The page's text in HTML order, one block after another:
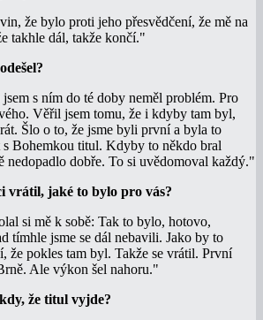
že bylo proti jeho přesvědčení, že mě na
takhle dál, takže končí."
s ním do té doby neměl problém. Pro
Věřil jsem tomu, že i kdyby tam byl,
Šlo o to, že jsme byli první a byla to
s Bohemkou titul. Kdyby to někdo bral
nedopadlo dobře. To si uvědomoval každý."
vrátil, jaké to bylo pro vás?
si mě k sobě: Tak to bylo, hotovo,
tímhle jsme se dál nebavili. Jako by to
že pokles tam byl. Takže se vrátil. První
Ale výkon šel nahoru."
že titul vyjde?